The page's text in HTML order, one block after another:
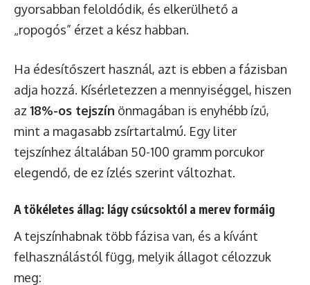
gyorsabban feloldódik, és elkerülhető a
„ropogós” érzet a kész habban.
Ha édesítőszert használ, azt is ebben a fázisban
adja hozzá. Kísérletezzen a mennyiséggel, hiszen
az 18%-os tejszín önmagában is enyhébb ízű,
mint a magasabb zsírtartalmú. Egy liter
tejszínhez általában 50-100 gramm porcukor
elegendő, de ez ízlés szerint változhat.
A tökéletes állag: lágy csúcsoktól a merev formáig
A tejszínhabnak több fázisa van, és a kívánt
felhasználástól függ, melyik állagot célozzuk
meg: